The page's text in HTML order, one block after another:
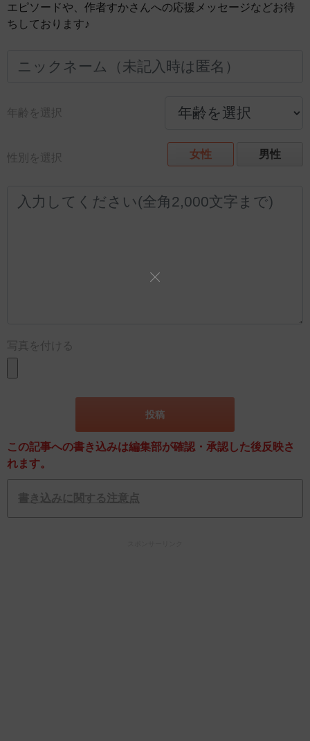
エピソードや、作者すかさんへの応援メッセージなどお待
ちしております♪
年齢を選択
性別を選択 女性 男性
写真を付ける
この記事への書き込みは編集部が確認・承認した後反映さ
れます。
書き込みに関する注意点